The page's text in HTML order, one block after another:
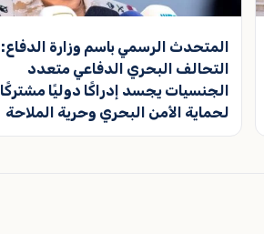
المتحدث الرسمي باسم وزارة الدفاع:
التحالف البحري الدفاعي متعدد
الجنسيات يجسد إدراكًا دوليًا مشتركًا
لحماية الأمن البحري وحرية الملاحة